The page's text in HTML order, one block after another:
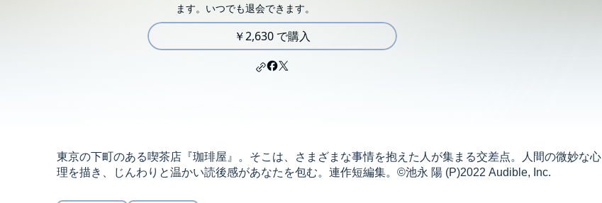
ます。いつでも退会できます。
￥2,630 で購入
東京の下町のある喫茶店『珈琲屋』。そこは、さまざまな事情を抱えた人が集まる交差点。人間の微妙な心
理を描き、じんわりと温かい読後感があなたを包む。連作短編集。©池永 陽 (P)2022 Audible, Inc.